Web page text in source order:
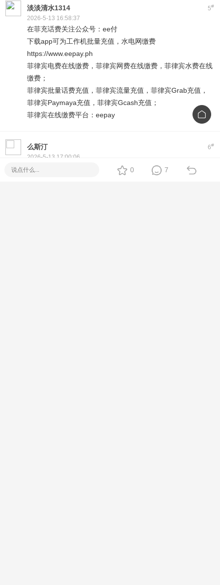
5#
淡淡清水1314
2026-5-13 16:58:37
在菲充话费关注公众号：ee付
下载app可为工作机批量充值，水电网缴费
https://www.eepay.ph
菲律宾电费在线缴费，菲律宾网费在线缴费，菲律宾水费在线
缴费；
菲律宾批量话费充值，菲律宾流量充值，菲律宾Grab充值，
菲律宾Paymaya充值，菲律宾Gcash充值；
菲律宾在线缴费平台：eepay
6#
么斯汀
2026-5-13 17:00:06
Thank you for your interest in Piso WiFi!
0 7